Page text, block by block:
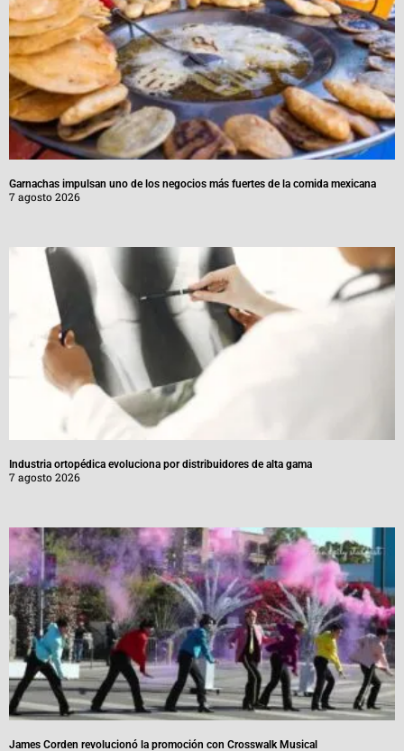
Garnachas impulsan uno de los negocios más fuertes de la comida mexicana
7 agosto 2026
Industria ortopédica evoluciona por distribuidores de alta gama
7 agosto 2026
James Corden revolucionó la promoción con Crosswalk Musical